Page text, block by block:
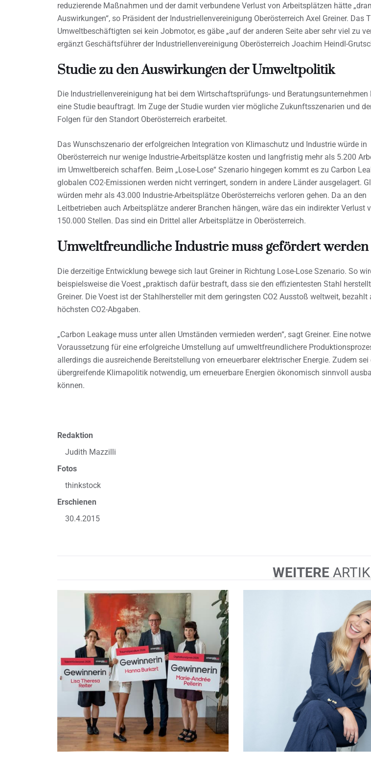
reduzierende Maßnahmen und der damit verbundene Verlust von Arbeitsplätzen hätte
Auswirkungen“, so Präsident der Industriellenvereinigung Oberösterreich Axel Greiner. Das
Umweltbeschäftigten sei kein Jobmotor, es gäbe „auf der anderen Seite aber sehr viel zu
ergänzt Geschäftsführer der Industriellenvereinigung Oberösterreich Joachim Heindl-
Studie zu den Auswirkungen der Umweltpolitik
Die Industriellenvereinigung hat bei dem Wirtschaftsprüfungs- und Beratungsunternehmen
eine Studie beauftragt. Im Zuge der Studie wurden vier mögliche Zukunftsszenarien und
Folgen für den Standort Oberösterreich erarbeitet.
Das Wunschszenario der erfolgreichen Integration von Klimaschutz und Industrie würde in
Oberösterreich nur wenige Industrie-Arbeitsplätze kosten und langfristig mehr als 5.200
im Umweltbereich schaffen. Beim „Lose-Lose“ Szenario hingegen kommt es zu Carbon
globalen CO2-Emissionen werden nicht verringert, sondern in andere Länder ausgelagert.
würden mehr als 43.000 Industrie-Arbeitsplätze Oberösterreichs verloren gehen. Da an den
Leitbetrieben auch Arbeitsplätze anderer Branchen hängen, wäre das ein indirekter Verlust
150.000 Stellen. Das sind ein Drittel aller Arbeitsplätze in Oberösterreich.
Umweltfreundliche Industrie muss gefördert werden
Die derzeitige Entwicklung bewege sich laut Greiner in Richtung Lose-Lose Szenario. So
beispielsweise die Voest „praktisch dafür bestraft, dass sie den effizientesten Stahl
Greiner. Die Voest ist der Stahlhersteller mit dem geringsten CO2 Ausstoß weltweit, bezahlt
höchsten CO2-Abgaben.
„Carbon Leakage muss unter allen Umständen vermieden werden“, sagt Greiner. Eine
Voraussetzung für eine erfolgreiche Umstellung auf umweltfreundlichere
allerdings die ausreichende Bereitstellung von erneuerbarer elektrischer Energie. Zudem sei
übergreifende Klimapolitik notwendig, um erneuerbare Energien ökonomisch sinnvoll
können.
Redaktion
Judith Mazzilli
Fotos
thinkstock
Erschienen
30.4.2015
WEITERE